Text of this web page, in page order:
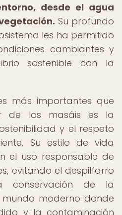
desde el agua
Su profundo
les ha permitido
cambiantes y
sostenible con la
más importantes que
de los masáis es la
y el respeto
Su estilo de vida
el uso responsable de
evitando el despilfarro
conservación de la
mundo moderno donde
y la contaminación